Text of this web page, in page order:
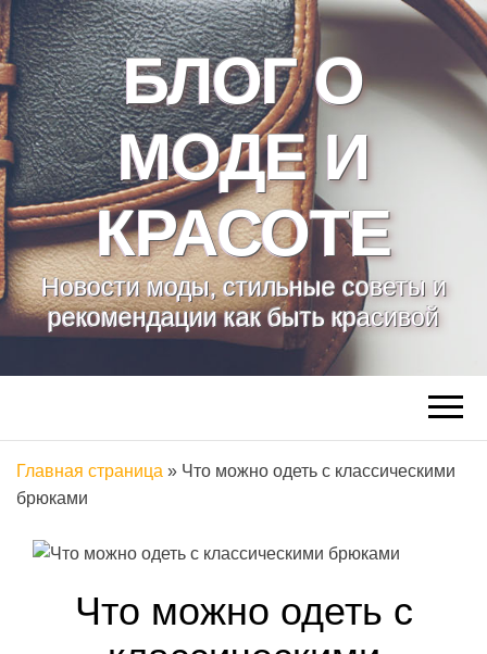
БЛОГ О
МОДЕ И
КРАСОТЕ
Новости моды, стильные советы и
рекомендации как быть красивой
Главная страница » Что можно одеть с классическими
брюками
Что можно одеть с